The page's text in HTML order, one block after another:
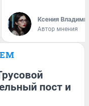
Ксения
Автор мнения
пост и